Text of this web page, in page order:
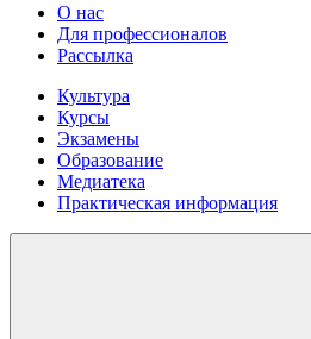
О нас
Для профессионалов
Рассылка
Культура
Курсы
Экзамены
Образование
Медиатека
Практическая информация